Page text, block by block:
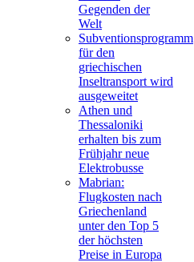
Gegenden der
Welt
Subventionsprogramm
für den
griechischen
Inseltransport wird
ausgeweitet
Athen und
Thessaloniki
erhalten bis zum
Frühjahr neue
Elektrobusse
Mabrian:
Flugkosten nach
Griechenland
unter den Top 5
der höchsten
Preise in Europa